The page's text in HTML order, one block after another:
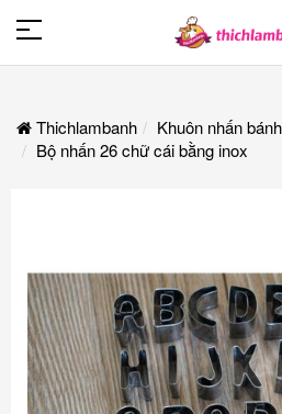
Thichlambanh
Khuôn nhấn
Bộ nhấn 26 chữ cái bằng inox